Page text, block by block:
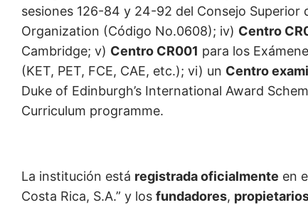
sesiones 126-84 y 24-92 del Consejo Superior
Organization (Código No.0608); iv) Centro
Cambridge; v) Centro CR001 para los
(KET, PET, FCE, CAE, etc.); vi) un Centro
Duke of Edinburgh’s International Award
Curriculum programme.
La institución está registrada oficialmente en
Costa Rica, S.A.” y los fundadores,